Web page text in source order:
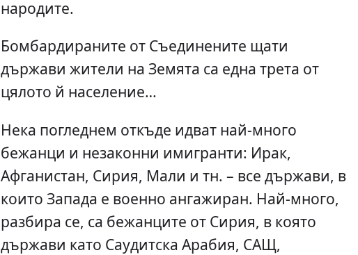
народите.
Бомбардираните от Съединените щати
държави жители на Земята са една трета от
цялото й население…
Нека погледнем откъде идват най-много
бежанци и незаконни имигранти: Ирак,
Афганистан, Сирия, Мали и тн. – все държави, в
които Запада е военно ангажиран. Най-много,
разбира се, са бежанците от Сирия, в която
държави като Саудитска Арабия, САЩ,